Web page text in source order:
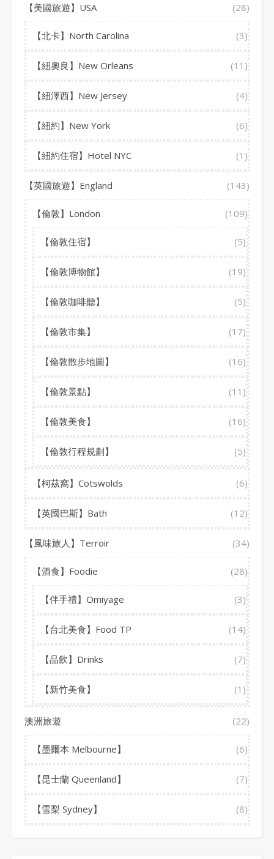
【美國旅遊】USA (28)
【北卡】North Carolina (3)
【紐奧良】New Orleans (11)
【紐澤西】New Jersey (4)
【紐約】New York (6)
【紐約住宿】Hotel NYC (1)
【英國旅遊】England (143)
【倫敦】London (109)
【倫敦住宿】 (5)
【倫敦博物館】 (19)
【倫敦咖啡聽】 (5)
【倫敦市集】 (17)
【倫敦散步地圖】 (16)
【倫敦景點】 (11)
【倫敦美食】 (16)
【倫敦行程規劃】 (5)
【柯茲窩】Cotswolds (6)
【英國巴斯】Bath (12)
【風味旅人】Terroir (34)
【酒食】Foodie (28)
【伴手禮】Omiyage (3)
【台北美食】Food TP (14)
【品飲】Drinks (7)
【新竹美食】 (1)
澳洲旅遊 (22)
【墨爾本 Melbourne】 (6)
【昆士蘭 Queenland】 (7)
【雪梨 Sydney】 (8)